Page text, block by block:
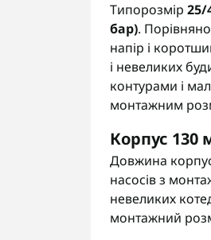
Типорозмір 25/
бар).
напір і
і невеликих
контурами і
монтажним
Корпус 130
Довжина
насосів з
невеликих
монтажний